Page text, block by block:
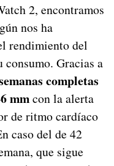
2, encontramos
nos ha
rendimiento del
Gracias a
completas
mmcon la alerta
de ritmo cardíaco
caso del de 42
que sigue